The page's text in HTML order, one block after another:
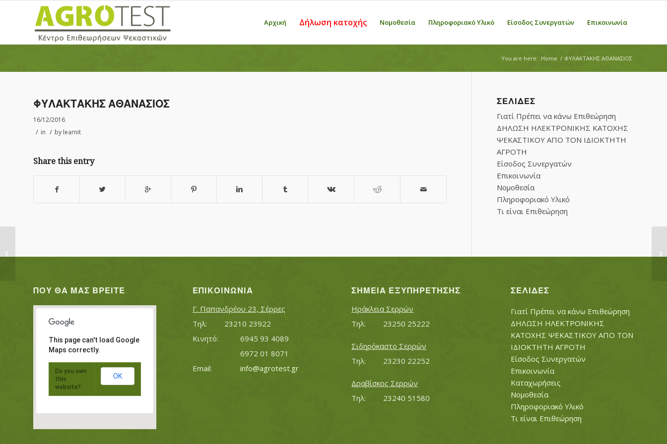
Αρχική Δήλωση κατοχής Νομοθεσία Πληροφοριακό Υλικό Είσοδος Συνεργατών Επικοινωνία
You are here: Home / ΦΥΛΑΚΤΑΚΗΣ ΑΘΑΝΑΣΙΟΣ
ΦΥΛΑΚΤΑΚΗΣ ΑΘΑΝΑΣΙΟΣ
16/12/2016
/ in / by learnit
Share this entry
ΣΕΛΊΔΕΣ
Γιατί Πρέπει να κάνω Επιθεώρηση
ΔΗΛΩΣΗ ΗΛΕΚΤΡΟΝΙΚΗΣ ΚΑΤΟΧΗΣ
ΨΕΚΑΣΤΙΚΟΥ ΑΠΟ ΤΟΝ ΙΔΙΟΚΤΗΤΗ
ΑΓΡΟΤΗ
Είσοδος Συνεργατών
Επικοινωνία
Νομοθεσία
Πληροφοριακό Υλικό
Τι είναι Επιθεώρηση
ΠΟΥ ΘΑ ΜΑΣ ΒΡΕΊΤΕ
This page can't load Google
Maps correctly.
Do you own
this
website?
OK
ΕΠΙΚΟΙΝΩΝΊΑ
Γ. Παπανδρέου 23, Σέρρες
Τηλ:		23210 23922
Κινητό:		6945 93 4089
			6972 01 8071
info@agrotest.gr
ΣΗΜΕΊΑ ΕΞΥΠΗΡΈΤΗΣΗΣ
Ηράκλεια Σερρών
Τηλ:		23250 25222
Σιδηρόκαστο Σερρών
Τηλ:		23230 22252
Δραβίσκος Σερρών
Τηλ:		23240 51580
ΣΕΛΊΔΕΣ
Γιατί Πρέπει να κάνω Επιθεώρηση
ΔΗΛΩΣΗ ΗΛΕΚΤΡΟΝΙΚΗΣ
ΚΑΤΟΧΗΣ ΨΕΚΑΣΤΙΚΟΥ ΑΠΟ ΤΟΝ
ΙΔΙΟΚΤΗΤΗ ΑΓΡΟΤΗ
Είσοδος Συνεργατών
Επικοινωνία
Καταχωρήσεις
Νομοθεσία
Πληροφοριακό Υλικό
Τι είναι Επιθεώρηση